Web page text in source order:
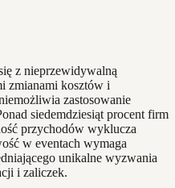
z nieprzewidywalną
zmianami kosztów i
zastosowanie
siedemdziesiąt procent firm
przychodów wyklucza
w eventach wymaga
unikalne wyzwania
i zaliczek.